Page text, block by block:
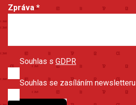
Zpráva*
Souhlas s GDPR
Souhlas se zasíláním newsletteru